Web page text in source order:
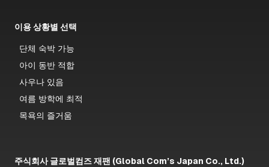
이용 상황별 선택
단체 숙박 가능
아이 동반 적합
사우나 있음
여름 방학에 최적
목욕의 즐거움
주식회사 글로벌컴즈 재팬 (Global Com’s Japan Co., Ltd.)